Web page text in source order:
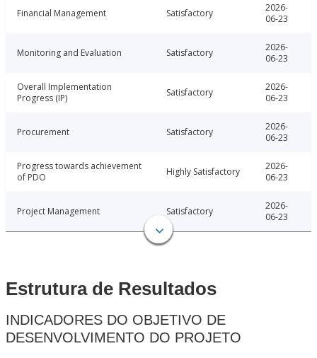
Financial Management Satisfactory
2026-
06-23
Monitoring and Evaluation Satisfactory
2026-
06-23
Overall Implementation
Progress (IP)
Satisfactory
2026-
06-23
Procurement Satisfactory
2026-
06-23
Progress towards achievement
of PDO
Highly Satisfactory
2026-
06-23
Project Management Satisfactory
2026-
06-23
Estrutura de Resultados
INDICADORES DO OBJETIVO DE
DESENVOLVIMENTO DO PROJETO